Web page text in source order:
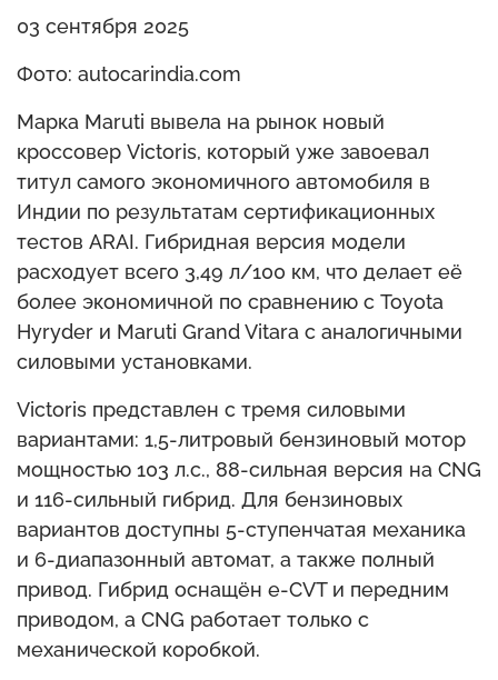
03 сентября 2025
Фото: autocarindia.com
Марка Maruti вывела на рынок новый
кроссовер Victoris, который уже завоевал
титул самого экономичного автомобиля в
Индии по результатам сертификационных
тестов ARAI. Гибридная версия модели
расходует всего 3,49 л/100 км, что делает её
более экономичной по сравнению с Toyota
Hyryder и Maruti Grand Vitara с аналогичными
силовыми установками.
Victoris представлен с тремя силовыми
вариантами: 1,5-литровый бензиновый мотор
мощностью 103 л.с., 88-сильная версия на CNG
и 116-сильный гибрид. Для бензиновых
вариантов доступны 5-ступенчатая механика
и 6-диапазонный автомат, а также полный
привод. Гибрид оснащён e-CVT и передним
приводом, а CNG работает только с
механической коробкой.